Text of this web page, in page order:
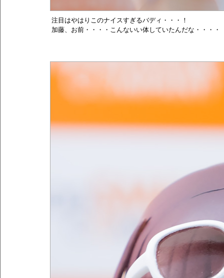
注目はやはりこのナイスすぎるバディ・・・！
加藤、お前・・・・こんないい体していたんだな・・・・